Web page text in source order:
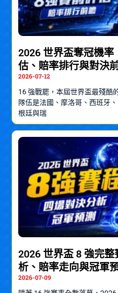
2026 世界盃奪冠機率
估、賠率排行與對決
2026-07-12
16 強戰罷，本屆世界盃最殘酷
隊伍是法國、摩洛哥、西班牙
根廷與瑞
2026 世界盃 8 強完
析、賠率走向與冠軍
2026-07-09